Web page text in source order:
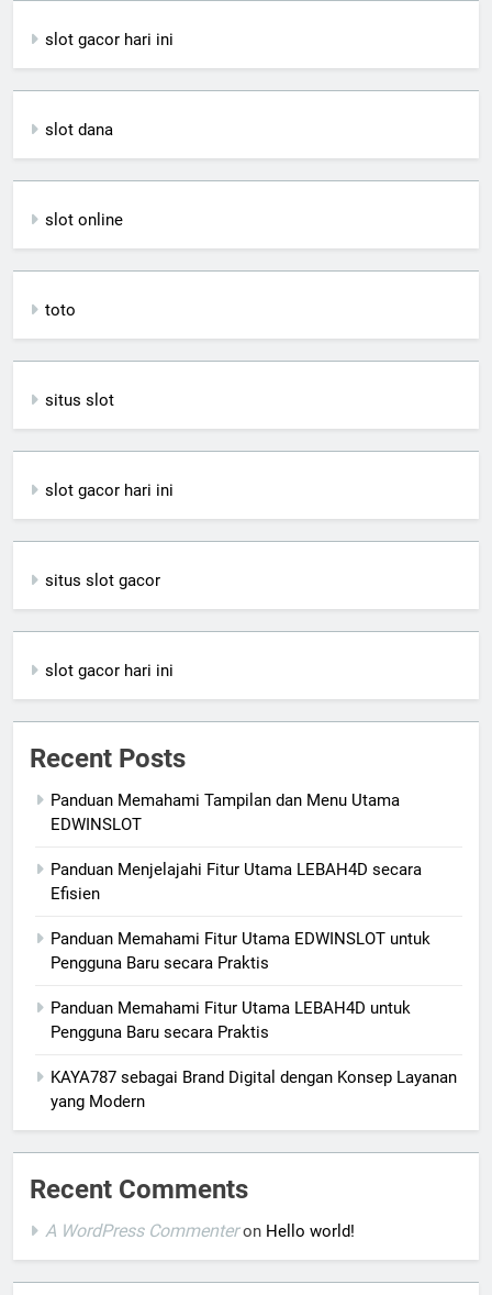
slot gacor hari ini
slot dana
slot online
toto
situs slot
slot gacor hari ini
situs slot gacor
slot gacor hari ini
Recent Posts
Panduan Memahami Tampilan dan Menu Utama
EDWINSLOT
Panduan Menjelajahi Fitur Utama LEBAH4D secara
Efisien
Panduan Memahami Fitur Utama EDWINSLOT untuk
Pengguna Baru secara Praktis
Panduan Memahami Fitur Utama LEBAH4D untuk
Pengguna Baru secara Praktis
KAYA787 sebagai Brand Digital dengan Konsep Layanan
yang Modern
Recent Comments
A WordPress Commenteron Hello world!